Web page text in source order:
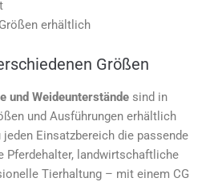
erhältlich
Größen
und Weideunterstände sind in
und Ausführungen erhältlich
jeden Einsatzbereich die passende
Pferdehalter, landwirtschaftliche
Tierhaltung – mit einem CG